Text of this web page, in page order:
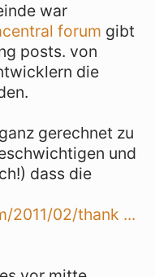
war
forum gibt
posts. von
die
gerechnet zu
und
dass die
2011/02/thank ...